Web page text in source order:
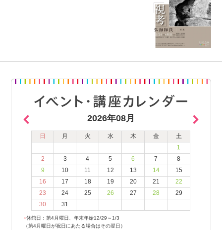
2026年08月
日 月 火 水 木 金
土
1
2
3 4 5 6 7
8
9
10 11 12 13 14
15
16
17 18 19 20 21
22
23
24 25 26 27 28
29
30
31
●休館日：第4月曜日、年末年始12/29～1/3
（第4月曜日が祝日にあたる場合はその翌日）